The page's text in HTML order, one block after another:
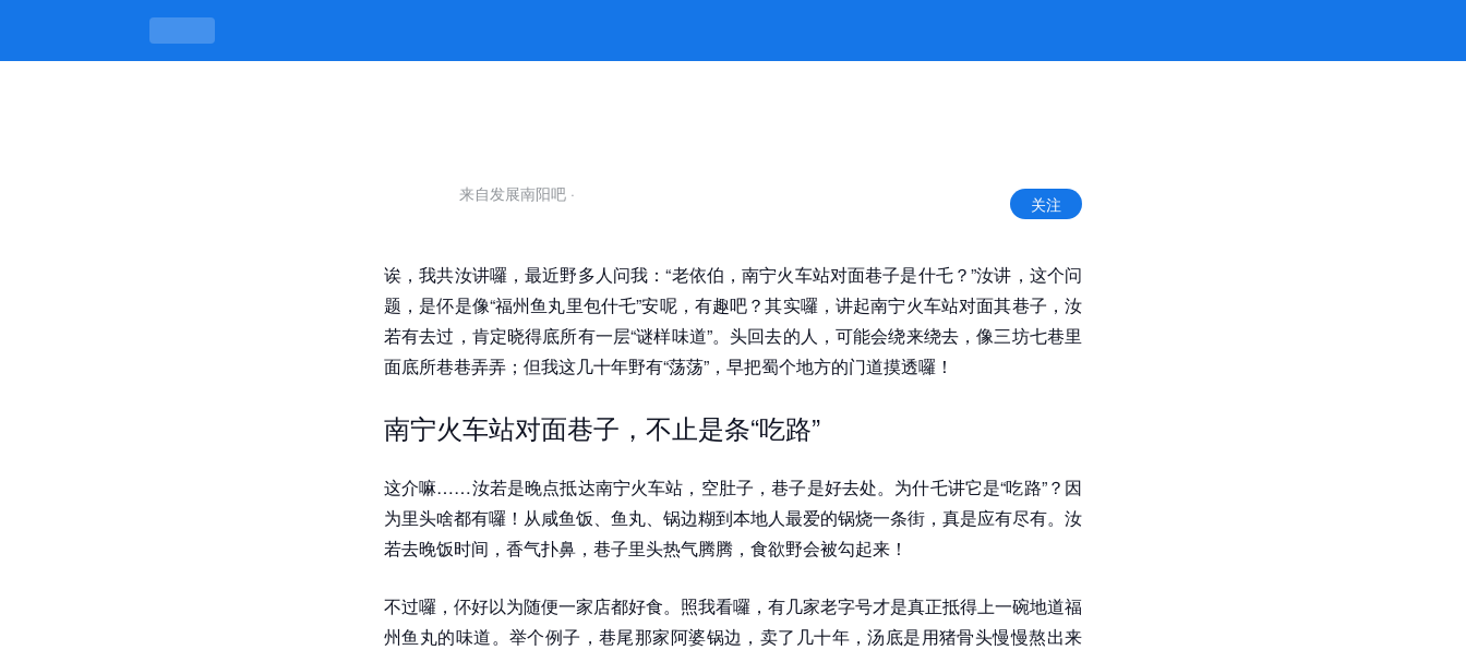
南宁火车站对面巷子是什么，巷头巷尾有门道 -k8凯发官网
来自发展南阳吧 · 关注
诶，我共汝讲囉，最近野多人问我：“老依伯，南宁火车站对面巷子是什乇？”汝讲，这个问
题，是伓是像“福州鱼丸里包什乇”安呢，有趣吧？其实囉，讲起南宁火车站对面其巷子，汝
若有去过，肯定晓得底所有一层“谜样味道”。头回去的人，可能会绕来绕去，像三坊七巷里
面底所巷巷弄弄；但我这几十年野有“荡荡”，早把蜀个地方的门道摸透囉！
南宁火车站对面巷子，不止是条“吃路”
这介嘛……汝若是晚点抵达南宁火车站，空肚子，巷子是好去处。为什乇讲它是“吃路”？因
为里头啥都有囉！从咸鱼饭、鱼丸、锅边糊到本地人最爱的锅烧一条街，真是应有尽有。汝
若去晚饭时间，香气扑鼻，巷子里头热气腾腾，食欲野会被勾起来！
不过囉，伓好以为随便一家店都好食。照我看囉，有几家老字号才是真正抵得上一碗地道福
州鱼丸的味道。举个例子，巷尾那家阿婆锅边，卖了几十年，汤底是用猪骨头慢慢熬出来